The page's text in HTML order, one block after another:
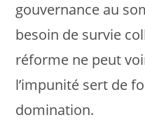
gouvernance au
besoin de survie
réforme ne peut
l’impunité sert de
domination.